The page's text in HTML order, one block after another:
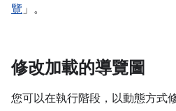
覽 」。
修改加載的導覽圖
您可以在執行階段，以動態方式